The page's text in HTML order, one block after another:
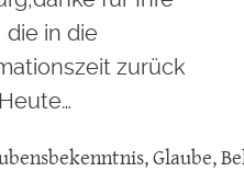
die in die
zurück
,Glaube,